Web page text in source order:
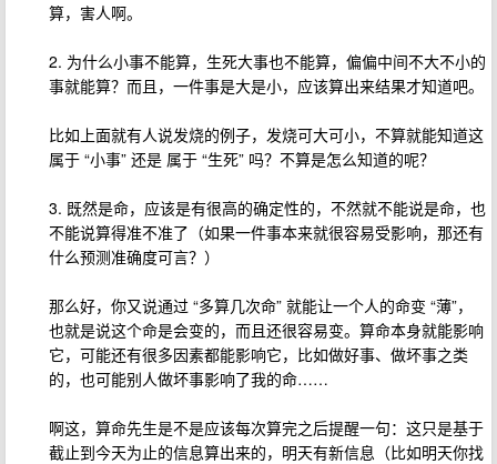
算，害人啊。
2. 为什么小事不能算，生死大事也不能算，偏偏中间不大不小的
事就能算？而且，一件事是大是小，应该算出来结果才知道吧。
比如上面就有人说发烧的例子，发烧可大可小，不算就能知道这
属于 “小事” 还是 属于 “生死” 吗？不算是怎么知道的呢？
3. 既然是命，应该是有很高的确定性的，不然就不能说是命，也
不能说算得准不准了（如果一件事本来就很容易受影响，那还有
什么预测准确度可言？）
那么好，你又说通过 “多算几次命” 就能让一个人的命变 “薄”，
也就是说这个命是会变的，而且还很容易变。算命本身就能影响
它，可能还有很多因素都能影响它，比如做好事、做坏事之类
的，也可能别人做坏事影响了我的命……
啊这，算命先生是不是应该每次算完之后提醒一句：这只是基于
截止到今天为止的信息算出来的，明天有新信息（比如明天你找